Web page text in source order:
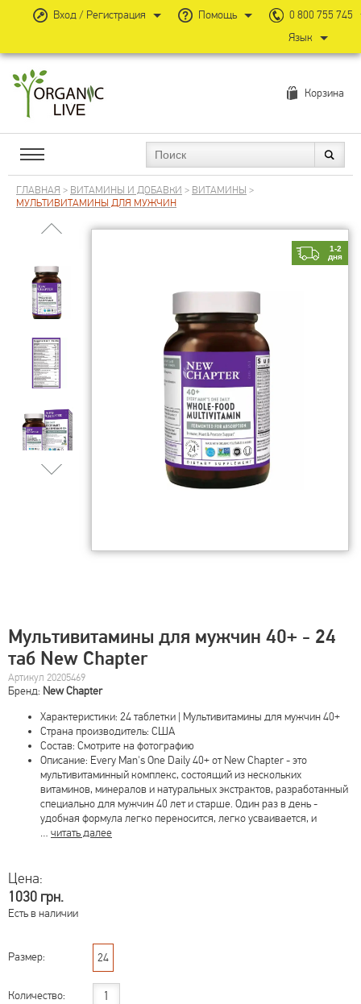
Корзина
ГЛАВНАЯ > ВИТАМИНЫ И ДОБАВКИ > ВИТАМИНЫ >
МУЛЬТИВИТАМИНЫ ДЛЯ МУЖЧИН
1-2
дня
Мультивитамины для мужчин 40+ - 24
таб New Chapter
Артикул 20205469
Бренд: New Chapter
Характеристики: 24 таблетки | Мультивитамины для мужчин 40+
Страна производитель: США
Состав: Смотрите на фотографию
Описание: Every Man's One Daily 40+ от New Chapter - это
мультивитаминный комплекс, состоящий из нескольких
витаминов, минералов и натуральных экстрактов, разработанный
специально для мужчин 40 лет и старше. Один раз в день -
удобная формула легко переносится, легко усваивается, и
… читать далее
Цена:
1030 грн.
Есть в наличии
Размер: 24
Количество:
Вход / Регистрация Помощь
0 800 755 745
Язык